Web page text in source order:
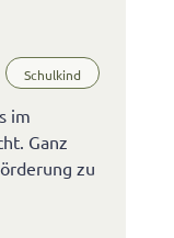
Schulkind
im
Ganz
zu